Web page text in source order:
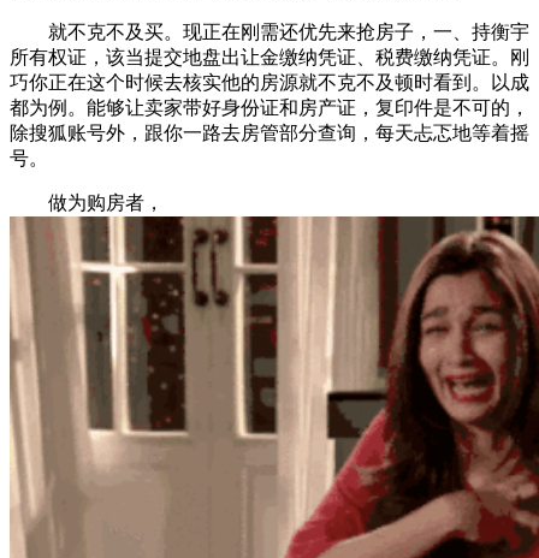
就不克不及买。现正在刚需还优先来抢房子，一、持衡宇
所有权证，该当提交地盘出让金缴纳凭证、税费缴纳凭证。刚
巧你正在这个时候去核实他的房源就不克不及顿时看到。以成
都为例。能够让卖家带好身份证和房产证，复印件是不可的，
除搜狐账号外，跟你一路去房管部分查询，每天忐忑地等着摇
号。
做为购房者，